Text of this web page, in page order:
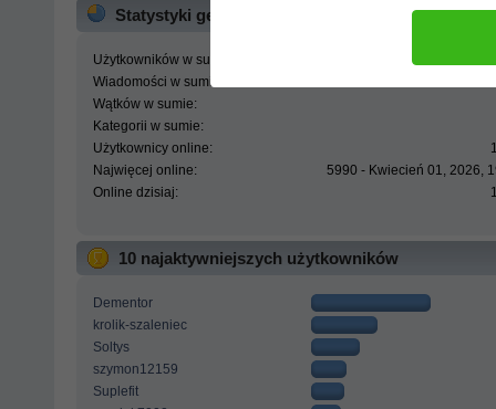
Statystyki generalne
Użytkowników w sumie:
Wiadomości w sumie:
Wątków w sumie:
Kategorii w sumie:
Użytkownicy online:
Najwięcej online:
5990 - Kwiecień 01, 2026,
Online dzisiaj:
10 najaktywniejszych użytkowników
Dementor
krolik-szaleniec
Soltys
szymon12159
Suplefit